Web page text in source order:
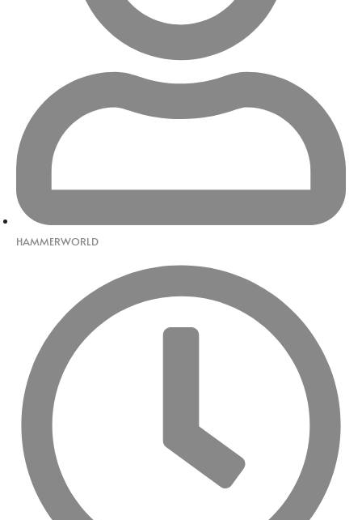
HAMMERWORLD